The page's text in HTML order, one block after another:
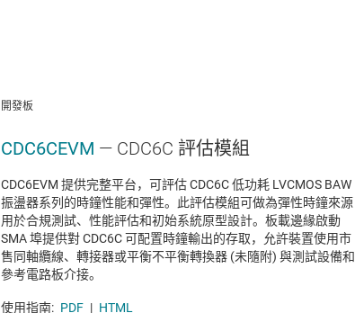
開發板
CDC6CEVM — CDC6C 評估模組
CDC6EVM 提供完整平台，可評估 CDC6C 低功耗 LVCMOS BAW
振盪器系列的時鐘性能和彈性。此評估模組可做為彈性時鐘來源
用於合規測試、性能評估和初始系統原型設計。板載邊緣啟動
SMA 埠提供對 CDC6C 可配置時鐘輸出的存取，允許裝置使用市
售同軸纜線、轉接器或平衡不平衡轉換器 (未隨附) 與測試設備和
參考電路板介接。
使用指南: PDF | HTML